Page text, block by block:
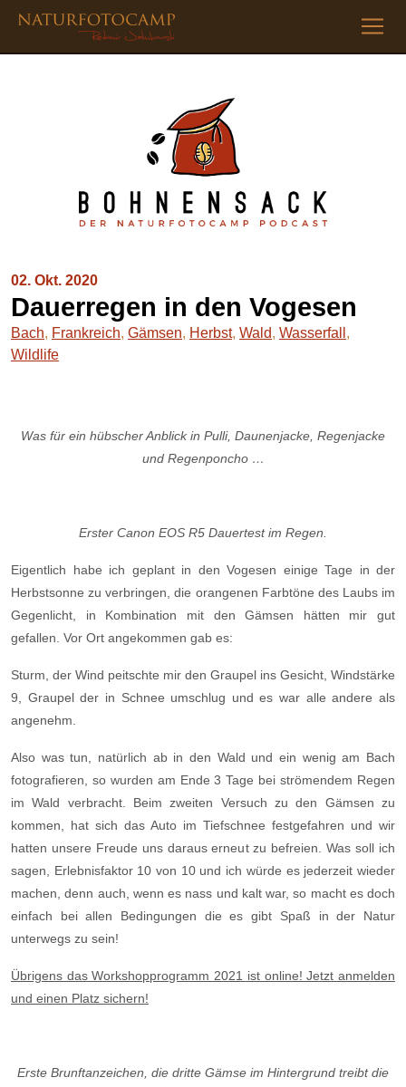
02. Okt. 2020
Dauerregen in den Vogesen
Bach, Frankreich, Gämsen, Herbst, Wald, Wasserfall ,
Wildlife
Was für ein hübscher Anblick in Pulli, Daunenjacke, Regenjacke
und Regenponcho …
Erster Canon EOS R5 Dauertest im Regen.
Eigentlich habe ich geplant in den Vogesen einige Tage in der
Herbstsonne zu verbringen, die orangenen Farbtöne des Laubs im
Gegenlicht, in Kombination mit den Gämsen hätten mir gut
gefallen. Vor Ort angekommen gab es:
Sturm, der Wind peitschte mir den Graupel ins Gesicht, Windstärke
9, Graupel der in Schnee umschlug und es war alle andere als
angenehm.
Also was tun, natürlich ab in den Wald und ein wenig am Bach
fotografieren, so wurden am Ende 3 Tage bei strömendem Regen
im Wald verbracht. Beim zweiten Versuch zu den Gämsen zu
kommen, hat sich das Auto im Tiefschnee festgefahren und wir
hatten unsere Freude uns daraus erneut zu befreien. Was soll ich
sagen, Erlebnisfaktor 10 von 10 und ich würde es jederzeit wieder
machen, denn auch, wenn es nass und kalt war, so macht es doch
einfach bei allen Bedingungen die es gibt Spaß in der Natur
unterwegs zu sein!
Übrigens das Workshopprogramm 2021 ist online! Jetzt anmelden
und einen Platz sichern!
Erste Brunftanzeichen, die dritte Gämse im Hintergrund treibt die